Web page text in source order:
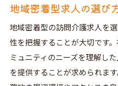
地域密着型求人の選び
地域密着型の訪問介護求人を
性を把握することが大切です
ミュニティのニーズを理解し
を提供することが求められま